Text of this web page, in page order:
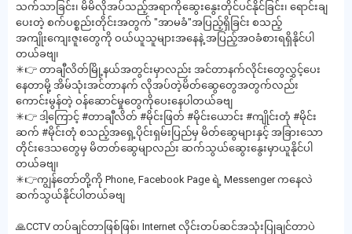
သက်သာခြင်း၊ မိမိလိုအပ်သည့်အရာကိုဆွေးနွေးတိုင်ပင်နိုင်ခြင်း၊ ရောင်းချ
ပေးတဲ့ စက်ပစ္စည်းတိုင်းအတွက် "အာမခံ"အပြည့်ရှိခြင်း စသည့်
အကျိုးကျေးဇူးတွေကို ဝယ်ယူသူများအနေနဲ့ အပြည့်အဝခံစားရရှိနိုင်ပါ
တယ်ခဗျ၊
✳👉 တာချီလိတ်မြို့နယ်အတွင်းမှာလည်း အင်တာနက်လိုင်းတွေလွှင့်ပေး
နေတာမို့ အိမ်သုံးအင်တာနက် လိုအပ်တဲ့မိတ်ဆွေတွေအတွက်လည်း
ကောင်းမွန်တဲ့ ဝန်ဆောင်မှုတွေကိုပေးနေပါတယ်ခဗျ
✳👉 ဒါ့ကြောင့် #တာချီလိတ် #မိုင်းဖြတ် #မိုင်းယောင်း #ကျိုင်းတုံ #မိုင်း
ဆက် #မိုင်းတုံ စသည့်အရှေ့ပိုင်းရှမ်းပြည်မှ မိတ်ဆွေများနှင့် အခြားသော
တိုင်းဒေသတွေမှ မိတတ်ဆွေမျာလည်း ဆက်သွယ်ဆွေးနွေးမှာယူနိုင်ပါ
တယ်ခဗျ၊
✳👉ကျွန်တော်တို့ကို Phone, Facebook Page ရဲ့ Messenger ကနေလဲ
ဆက်သွယ်နိုင်ပါတယ်ခဗျ
🙏CCTV တပ်ချင်တာဖြစ်ဖြစ်၊ Internet လိုင်းတပ်ဆင်အသုံးပြုချင်တာပဲ